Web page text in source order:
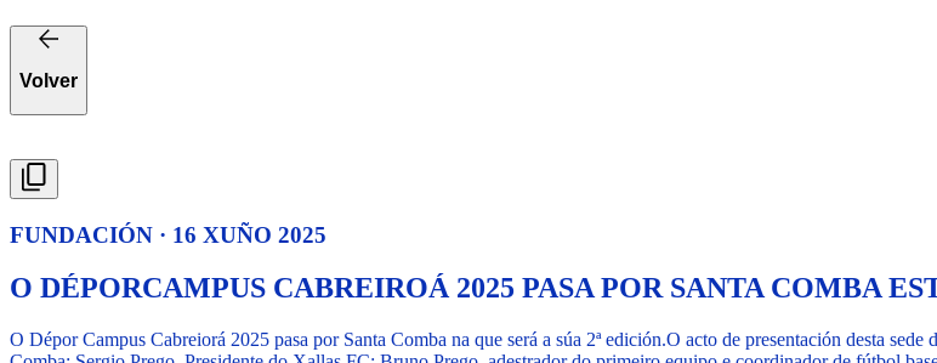
Volver
FUNDACIÓN · 16 XUÑO 2025
O DÉPORCAMPUS CABREIROÁ 2025 PASA POR SANTA COMBA
O Dépor Campus Cabreiorá 2025 pasa por Santa Comba na que será a súa 2ª edición.O acto de presentación desta